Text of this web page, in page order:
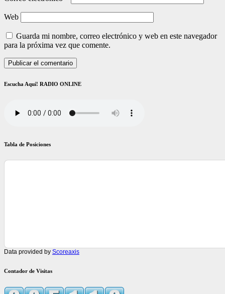
Web
Guarda mi nombre, correo electrónico y web en este navegador
para la próxima vez que comente.
Escucha Aquí! RADIO ONLINE
Tabla de Posiciones
Data provided by Scoreaxis
Contador de Visitas